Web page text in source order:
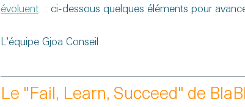
évoluent
: ci-dessous quelques éléments pour
L'équipe Gjoa Conseil
Le "Fail, Learn, Succeed" de